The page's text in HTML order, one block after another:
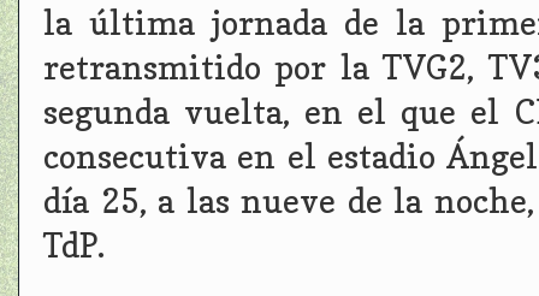
la última jornada de la
retransmitido por la TVG2,
segunda vuelta, en el que el
consecutiva en el estadio
día 25, a las nueve de la
TdP.